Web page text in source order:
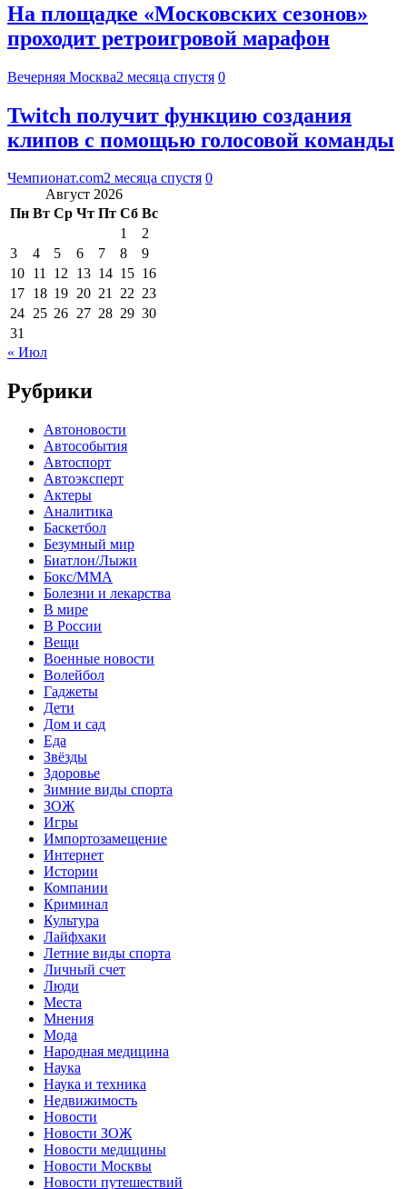
На площадке «Московских сезонов»
проходит ретроигровой марафон
Вечерняя Москва2 месяца спустя 0
Twitch получит функцию создания
клипов с помощью голосовой команды
Чемпионат.com2 месяца спустя 0
Август 2026
Пн Вт Ср Чт Пт Сб Вс
1
2
3
4 5 6 7 8
9
10 11 12 13 14 15 16
17 18 19 20 21 22 23
24 25 26 27 28 29 30
31
« Июл
Рубрики
Автоновости
Автособытия
Автоспорт
Автоэксперт
Актеры
Аналитика
Баскетбол
Безумный мир
Биатлон/Лыжи
Бокс/MMA
Болезни и лекарства
В мире
В России
Вещи
Военные новости
Волейбол
Гаджеты
Дети
Дом и сад
Еда
Звёзды
Здоровье
Зимние виды спорта
ЗОЖ
Игры
Импортозамещение
Интернет
Истории
Компании
Криминал
Культура
Лайфхаки
Летние виды спорта
Личный счет
Люди
Места
Мнения
Мода
Народная медицина
Наука
Наука и техника
Недвижимость
Новости
Новости ЗОЖ
Новости медицины
Новости Москвы
Новости путешествий